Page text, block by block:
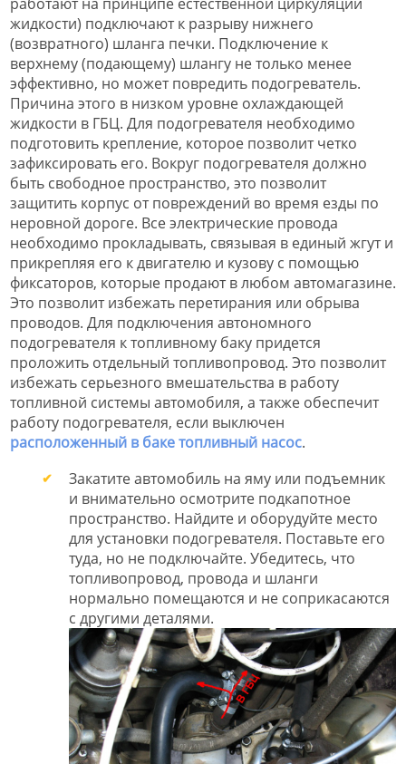
жидкости) подключают к разрыву нижнего
(возвратного) шланга печки. Подключение к
верхнему (подающему) шлангу не только менее
эффективно, но может повредить подогреватель.
Причина этого в низком уровне охлаждающей
жидкости в ГБЦ. Для подогревателя необходимо
подготовить крепление, которое позволит четко
зафиксировать его. Вокруг подогревателя должно
быть свободное пространство, это позволит
защитить корпус от повреждений во время езды по
неровной дороге. Все электрические провода
необходимо прокладывать, связывая в единый жгут и
прикрепляя его к двигателю и кузову с помощью
фиксаторов, которые продают в любом автомагазине.
Это позволит избежать перетирания или обрыва
проводов. Для подключения автономного
подогревателя к топливному баку придется
проложить отдельный топливопровод. Это позволит
избежать серьезного вмешательства в работу
топливной системы автомобиля, а также обеспечит
работу подогревателя, если выключен
расположенный в баке топливный насос.
Закатите автомобиль на яму или подъемник
и внимательно осмотрите подкапотное
пространство. Найдите и оборудуйте место
для установки подогревателя. Поставьте его
туда, но не подключайте. Убедитесь, что
топливопровод, провода и шланги
нормально помещаются и не соприкасаются
с другими деталями.